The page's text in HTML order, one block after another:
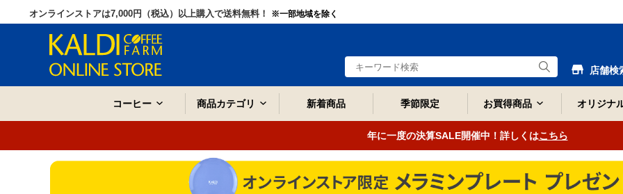
オンラインストアは7,000円（税込）以上購入で送料無料！ ※一部地域を除く
店舗検
コーヒー 商品カテゴリ 新着商品 季節限定 お買得商品 オリジナ
年に一度の決算SALE開催中！詳しくはこちら